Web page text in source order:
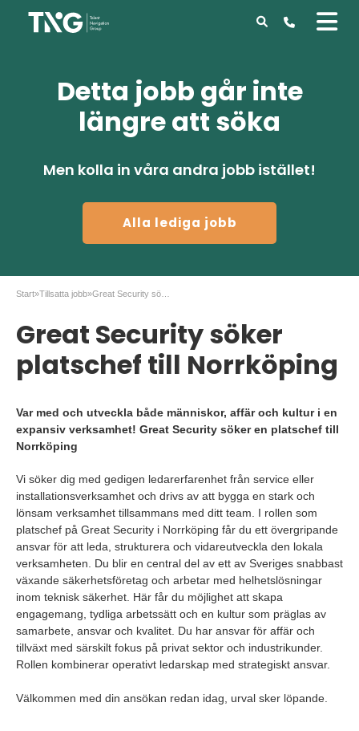
Detta jobb går inte
längre att söka
Men kolla in våra andra jobb istället!
Alla lediga jobb
Start»Tillsatta jobb»
Great Security söker
platschef till Norrköping
Var med och utveckla både människor, affär och kultur i en
expansiv verksamhet! Great Security söker en platschef till
Norrköping
Vi söker dig med gedigen ledarerfarenhet från service eller
installationsverksamhet och drivs av att bygga en stark och
lönsam verksamhet tillsammans med ditt team. I rollen som
platschef på Great Security i Norrköping får du ett övergripande
ansvar för att leda, strukturera och vidareutveckla den lokala
verksamheten. Du blir en central del av ett av Sveriges snabbast
växande säkerhetsföretag och arbetar med helhetslösningar
inom teknisk säkerhet. Här får du möjlighet att skapa
engagemang, tydliga arbetssätt och en kultur som präglas av
samarbete, ansvar och kvalitet. Du har ansvar för affär och
tillväxt med särskilt fokus på privat sektor och industrikunder.
Rollen kombinerar operativt ledarskap med strategiskt ansvar.
Välkommen med din ansökan redan idag, urval sker löpande.